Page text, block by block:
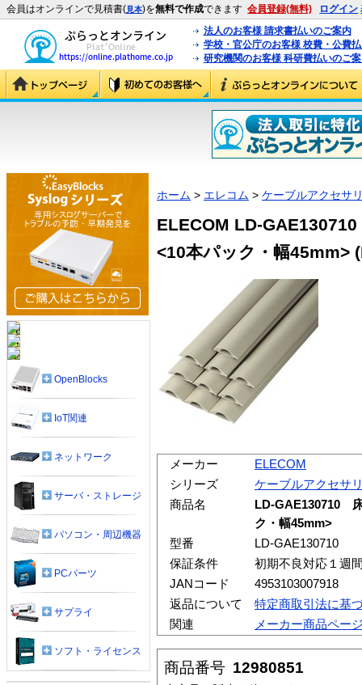
会員はオンラインで見積書(見本)を無料で作成できます 会員登録(無料) ログイン
法人のお客様 請求書払いのご案内
学校・官公庁のお客様 校費・公費
研究機関のお客様 科研費払いのご
ホーム > エレコム > ケーブルアクセサ
ELECOM LD-
<10本パック・幅45mm>
メーカー
ELECOM
シリーズ
ケーブルアクセサ
商品名
LD-GAE130710
ク・幅45mm>
型番
LD-GAE130710
保証条件
初期不良対応１週
JANコード
4953103007918
返品について
特定商取引法に基
関連
メーカー商品ペー
商品番号 12980851
OpenBlocks
IoT関連
ネットワーク
サーバ・ストレージ
パソコン・周辺機器
PCパーツ
サプライ
ソフト・ライセンス